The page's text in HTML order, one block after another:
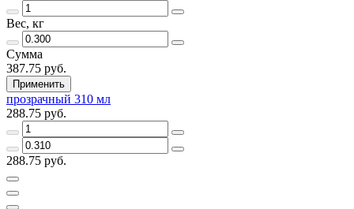
Вес, кг
Сумма
387.75 руб.
Применить
прозрачный 310 мл
288.75 руб.
288.75 руб.